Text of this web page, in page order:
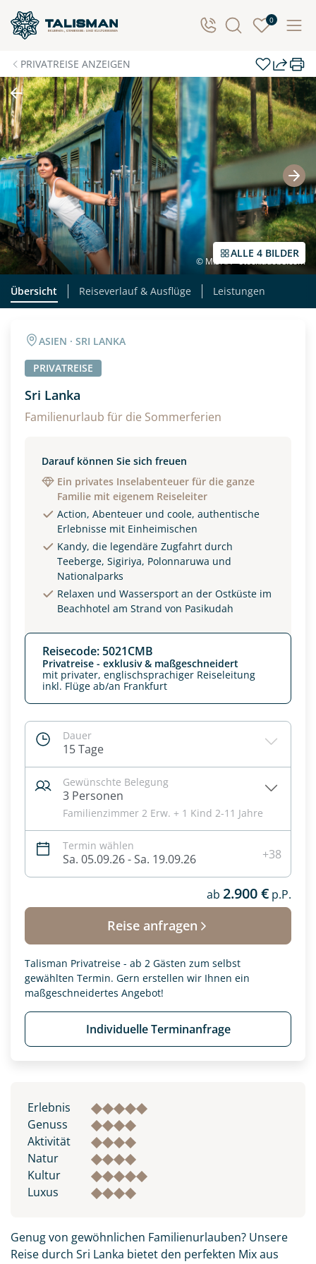
0
PRIVATREISE ANZEIGEN
ALLE 4 BILDER
© MISHA - stock.adobe.com
Übersicht Reiseverlauf & Ausflüge Leistungen
ASIEN · SRI LANKA
PRIVATREISE
Sri Lanka
Familienurlaub für die Sommerferien
Darauf können Sie sich freuen
Ein privates Inselabenteuer für die ganze
Familie mit eigenem Reiseleiter
Action, Abenteuer und coole, authentische
Erlebnisse mit Einheimischen
Kandy, die legendäre Zugfahrt durch
Teeberge, Sigiriya, Polonnaruwa und
Nationalparks
Relaxen und Wassersport an der Ostküste im
Beachhotel am Strand von Pasikudah
Reisecode: 5021CMB
Privatreise - exklusiv & maßgeschneidert
mit privater, englischsprachiger Reiseleitung
inkl. Flüge ab/an Frankfurt
Dauer
15 Tage
Gewünschte Belegung
3 Personen
Familienzimmer 2 Erw. + 1 Kind 2-11 Jahre
Termin wählen
Sa. 05.09.26 - Sa. 19.09.26 +38
ab 2.900 € p.P.
Reise anfragen
Talisman Privatreise - ab 2 Gästen zum selbst
gewählten Termin. Gern erstellen wir Ihnen ein
maßgeschneidertes Angebot!
Individuelle Terminanfrage
Erlebnis
Genuss
Aktivität
Natur
Kultur
Luxus
Genug von gewöhnlichen Familienurlauben? Unsere
Reise durch Sri Lanka bietet den perfekten Mix aus
Individuelle Anfrage
Herzlichen Dank für Ihre Kontaktaufnahme! Ihr Urlaub
- so individuell wie Sie. Teilen Sie uns Ihre
Wunschtermine für die Reise mit. Wir prüfen die
Verfügbarkeit und kontaktieren Sie, um alles Weitere
zu besprechen. Gemeinsam gestalten wir Ihre
Traumreise.
Persönliche Daten
Vorname Nachname
E-Mail* Telefon
Alter
Unterkunft
EZ Familienzimmer
Reisebeginn
Option 2
Datenschutz & Transparenz ist uns sehr wichtig!
Die Anfrage wird via SSL verschlüsselt an unseren Server
geschickt. Mit Absenden des Formulars, erklären Sie, dass
Widerrufhinweisezur
Kenntnis genommen und akzeptiert haben.